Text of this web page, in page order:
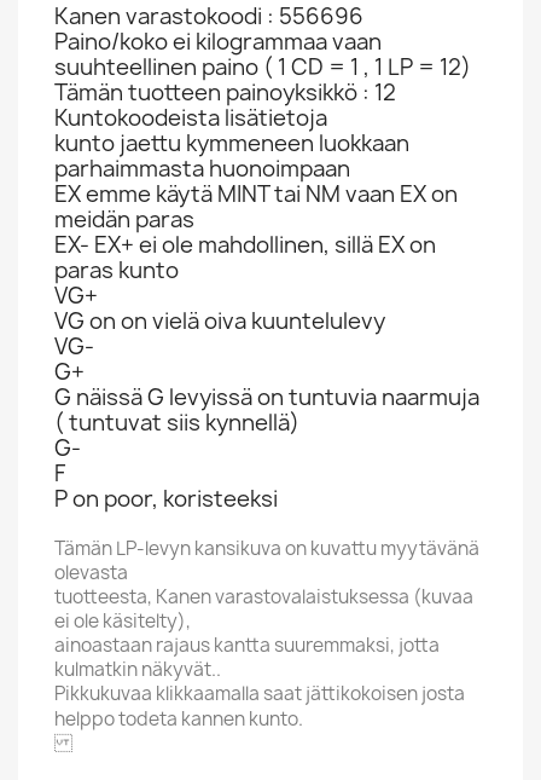
Kanen varastokoodi : 556696
Paino/koko ei kilogrammaa vaan
suuhteellinen paino ( 1 CD = 1 , 1 LP = 12)
Tämän tuotteen painoyksikkö : 12
Kuntokoodeista lisätietoja
kunto jaettu kymmeneen luokkaan
parhaimmasta huonoimpaan
EX emme käytä MINT tai NM vaan EX on
meidän paras
EX- EX+ ei ole mahdollinen, sillä EX on
paras kunto
VG+
VG on on vielä oiva kuuntelulevy
VG-
G+
G näissä G levyissä on tuntuvia naarmuja
( tuntuvat siis kynnellä)
G-
F
P on poor, koristeeksi
Tämän LP-levyn kansikuva on kuvattu myytävänä
olevasta
tuotteesta, Kanen varastovalaistuksessa (kuvaa
ei ole käsitelty),
ainoastaan rajaus kantta suuremmaksi, jotta
kulmatkin näkyvät..
Pikkukuvaa klikkaamalla saat jättikokoisen josta
helppo todeta kannen kunto.